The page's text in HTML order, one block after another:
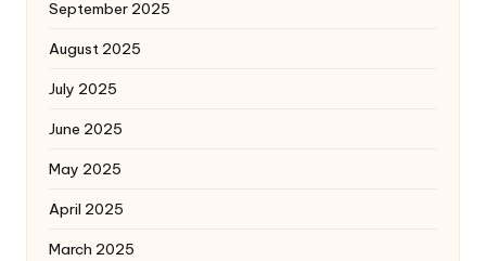
September 2025
August 2025
July 2025
June 2025
May 2025
April 2025
March 2025